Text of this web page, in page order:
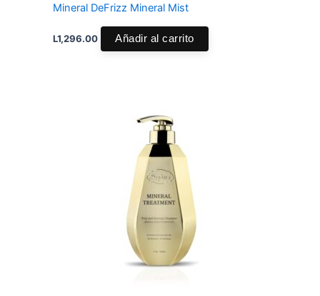
Mineral DeFrizz Mineral Mist
L1,296.00 Añadir al carrito